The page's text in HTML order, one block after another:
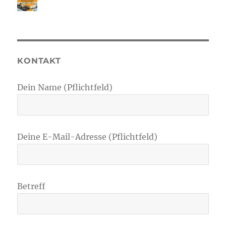
KONTAKT
Dein Name (Pflichtfeld)
Deine E-Mail-Adresse (Pflichtfeld)
Betreff